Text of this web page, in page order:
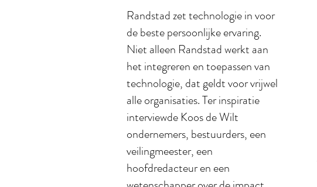
Randstad zet technologie in voor
de beste persoonlijke ervaring.
Niet alleen Randstad werkt aan
het integreren en toepassen van
technologie, dat geldt voor vrijwel
alle organisaties. Ter inspiratie
interviewde Koos de Wilt
ondernemers, bestuurders, een
veilingmeester, een
hoofdredacteur en een